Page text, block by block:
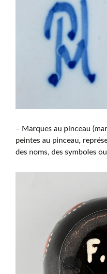
– Marques au pinceau
peintes au pinceau,
des noms, des symboles